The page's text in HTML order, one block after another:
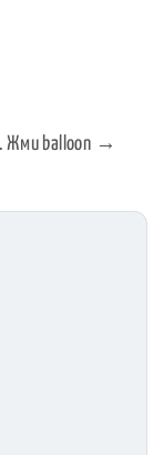
Жми balloon →